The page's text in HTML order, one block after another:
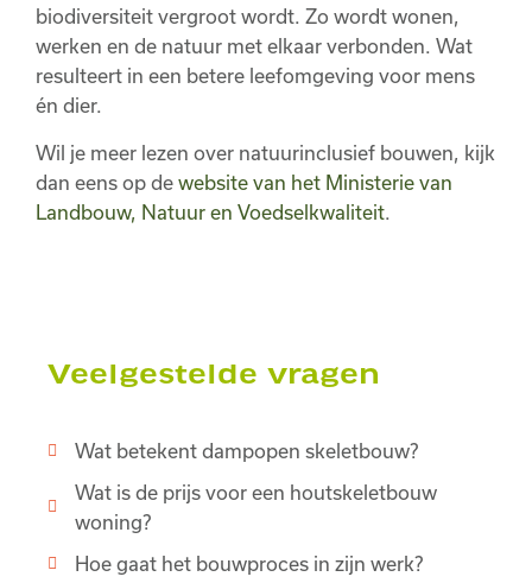
biodiversiteit vergroot wordt. Zo wordt wonen,
werken en de natuur met elkaar verbonden. Wat
resulteert in een betere leefomgeving voor mens
én dier.
Wil je meer lezen over natuurinclusief bouwen, kijk
dan eens op de website van het Ministerie van
Landbouw, Natuur en Voedselkwaliteit
Veelgestelde vragen
Wat betekent dampopen skeletbouw?
Wat is de prijs voor een houtskeletbouw
woning?
Hoe gaat het bouwproces in zijn werk?